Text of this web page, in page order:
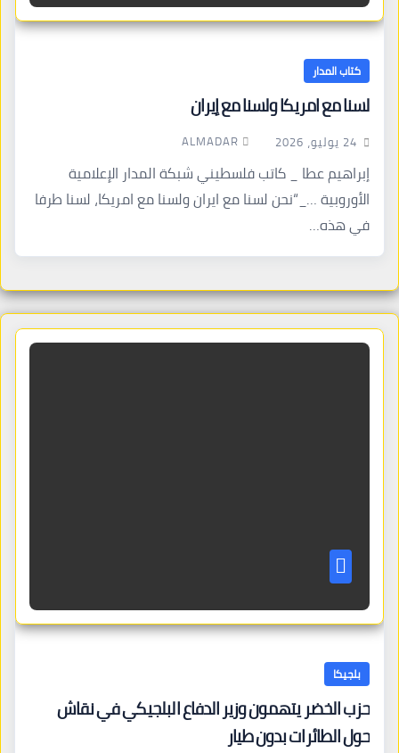
كتاب المدار
لسنا مع امريكا ولسنا مع إيران
24 يوليو، 2026 ALMADAR
إبراهيم عطا _ كاتب فلسطيني شبكة المدار الإعلامية
الأوروبية …_“نحن لسنا مع ايران ولسنا مع امريكا، لسنا طرفا
في هذه…
بلجيكا
حزب الخضر يتهمون وزير الدفاع البلجيكي في نقاش
حول الطائرات بدون طيار